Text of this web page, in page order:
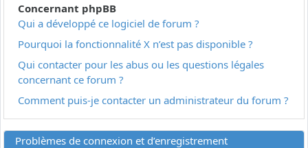
Concernant phpBB
Qui a développé ce logiciel de forum ?
Pourquoi la fonctionnalité X n’est pas disponible ?
Qui contacter pour les abus ou les questions légales
concernant ce forum ?
Comment puis-je contacter un administrateur du forum ?
Problèmes de connexion et d’enregistrement